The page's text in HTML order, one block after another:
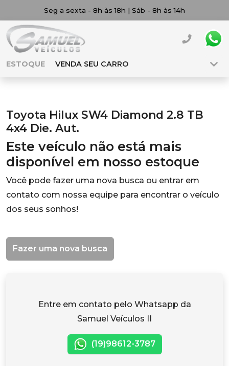
Seg a sexta - 8h às 18h | Sáb - 8h às 14h
ESTOQUE VENDA SEU CARRO
Toyota Hilux SW4 Diamond 2.8 TB
4x4 Die. Aut.
Este veículo não está mais
disponível em nosso estoque
Você pode fazer uma nova busca ou entrar em
contato com nossa equipe para encontrar o veículo
dos seus sonhos!
Fazer uma nova busca
Entre em contato pelo Whatsapp da
Samuel Veículos II
(19)98612-3787